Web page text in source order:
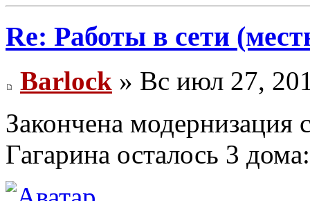
Re: Работы в сети
Barlock » Вс июл 27,
Закончена модернизация
Гагарина осталось 3